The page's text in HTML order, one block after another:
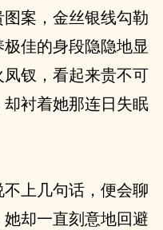
案，金丝银线勾勒
佳的身段隐隐地显
钗，看起来贵不可
衬着她那连日失眠
上几句话，便会聊
却一直刻意地回避